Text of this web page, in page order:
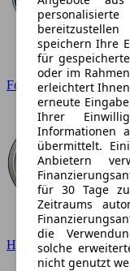
Ford
Hyundai
speichern Ihre
für
oder im
erleichtert
erneute
Ihrer
Informationen
übermittelt.
Anbietern
für 30 Tage
Zeitraums
die
solche
nicht genutzt